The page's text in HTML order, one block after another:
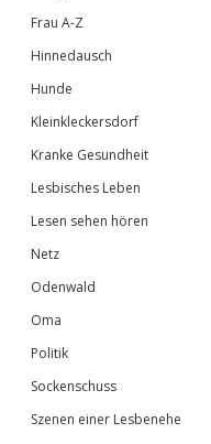
Frau A-Z
Hinnedausch
Hunde
Kleinkleckersdorf
Kranke Gesundheit
Lesbisches Leben
Lesen sehen hören
Netz
Odenwald
Oma
Politik
Sockenschuss
Szenen einer Lesbenehe